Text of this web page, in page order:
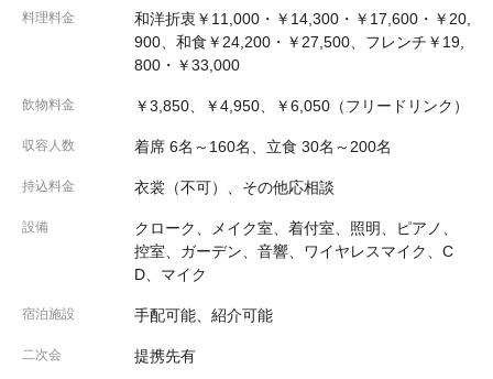
料理料金
和洋折衷￥11,000・￥14,300・￥17,600・￥20,
900、和食￥24,200・￥27,500、フレンチ￥19,
800・￥33,000
飲物料金 ￥3,850、￥4,950、￥6,050（フリードリンク）
収容人数 着席 6名～160名、立食 30名～200名
持込料金 衣裳（不可）、その他応相談
設備
クローク、メイク室、着付室、照明、ピアノ、
控室、ガーデン、音響、ワイヤレスマイク、C
D、マイク
宿泊施設 手配可能、紹介可能
二次会 提携先有